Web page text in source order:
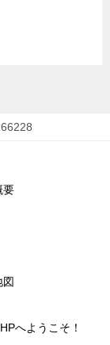
要
へようこそ！